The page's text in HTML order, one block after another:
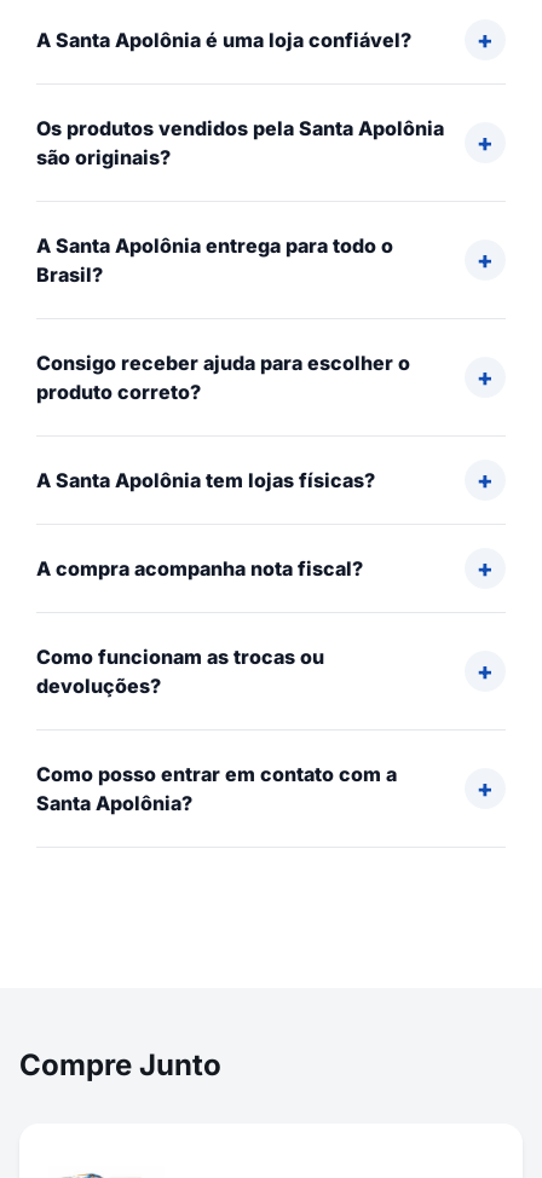
A Santa Apolônia é uma loja confiável?
Os produtos vendidos pela Santa Apolônia
são originais?
A Santa Apolônia entrega para todo o
Brasil?
Consigo receber ajuda para escolher o
produto correto?
A Santa Apolônia tem lojas físicas?
A compra acompanha nota fiscal?
Como funcionam as trocas ou
devoluções?
Como posso entrar em contato com a
Santa Apolônia?
Compre Junto